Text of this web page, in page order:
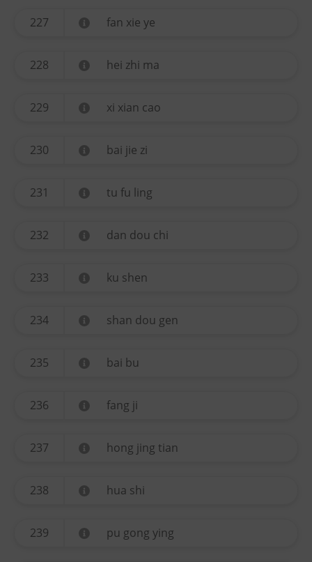
227 fan xie ye
228 hei zhi ma
229 xi xian cao
230 bai jie zi
231 tu fu ling
232 dan dou chi
233 ku shen
234 shan dou gen
235 bai bu
236 fang ji
237 hong jing tian
238 hua shi
239 pu gong ying